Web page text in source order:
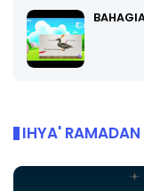
IHYA' RAMADAN